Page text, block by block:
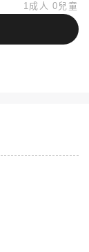
1成人 0兒童